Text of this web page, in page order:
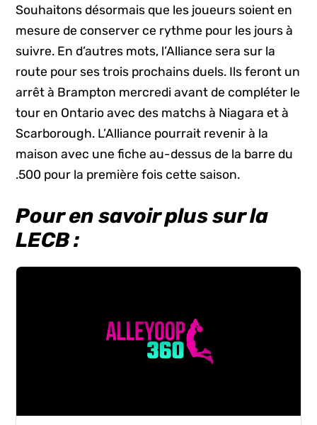
Souhaitons désormais que les joueurs soient en
mesure de conserver ce rythme pour les jours à
suivre. En d’autres mots, l’Alliance sera sur la
route pour ses trois prochains duels. Ils feront un
arrêt à Brampton mercredi avant de compléter le
tour en Ontario avec des matchs à Niagara et à
Scarborough. L’Alliance pourrait revenir à la
maison avec une fiche au-dessus de la barre du
.500 pour la première fois cette saison.
Pour en savoir plus sur la
LECB :